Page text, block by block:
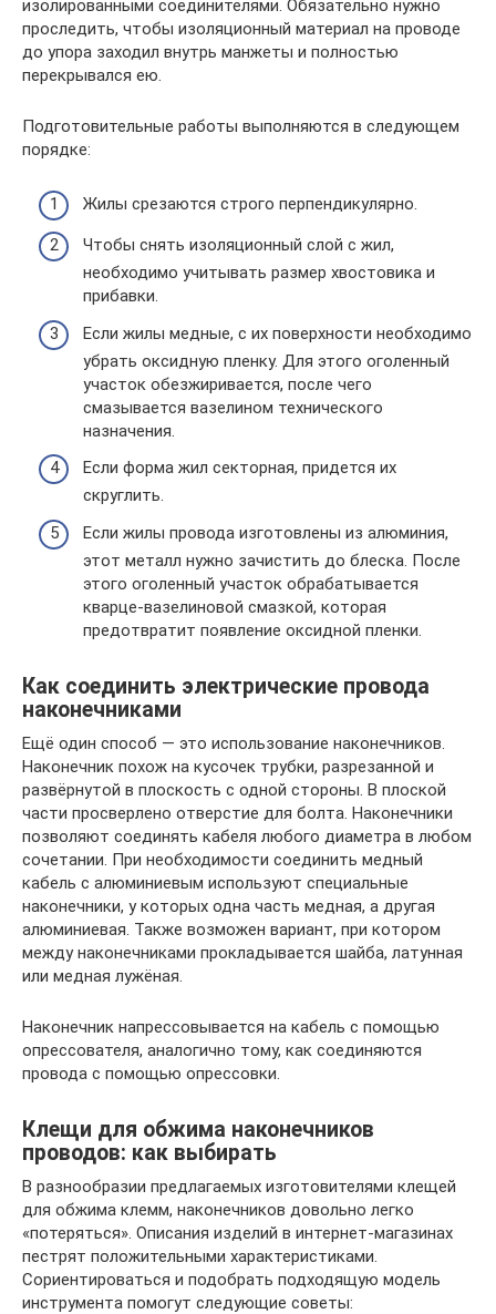
изолированными соединителями. Обязательно нужно
проследить, чтобы изоляционный материал на проводе
до упора заходил внутрь манжеты и полностью
перекрывался ею.
Подготовительные работы выполняются в следующем
порядке:
Жилы срезаются строго перпендикулярно.
Чтобы снять изоляционный слой с жил,
необходимо учитывать размер хвостовика и
прибавки.
Если жилы медные, с их поверхности необходимо
убрать оксидную пленку. Для этого оголенный
участок обезжиривается, после чего
смазывается вазелином технического
назначения.
Если форма жил секторная, придется их
скруглить.
Если жилы провода изготовлены из алюминия,
этот металл нужно зачистить до блеска. После
этого оголенный участок обрабатывается
кварце-вазелиновой смазкой, которая
предотвратит появление оксидной пленки.
Как соединить электрические провода
наконечниками
Ещё один способ — это использование наконечников.
Наконечник похож на кусочек трубки, разрезанной и
развёрнутой в плоскость с одной стороны. В плоской
части просверлено отверстие для болта. Наконечники
позволяют соединять кабеля любого диаметра в любом
сочетании. При необходимости соединить медный
кабель с алюминиевым используют специальные
наконечники, у которых одна часть медная, а другая
алюминиевая. Также возможен вариант, при котором
между наконечниками прокладывается шайба, латунная
или медная лужёная.
Наконечник напрессовывается на кабель с помощью
опрессователя, аналогично тому, как соединяются
провода с помощью опрессовки.
Клещи для обжима наконечников
проводов: как выбирать
В разнообразии предлагаемых изготовителями клещей
для обжима клемм, наконечников довольно легко
«потеряться». Описания изделий в интернет-магазинах
пестрят положительными характеристиками.
Сориентироваться и подобрать подходящую модель
инструмента помогут следующие советы: